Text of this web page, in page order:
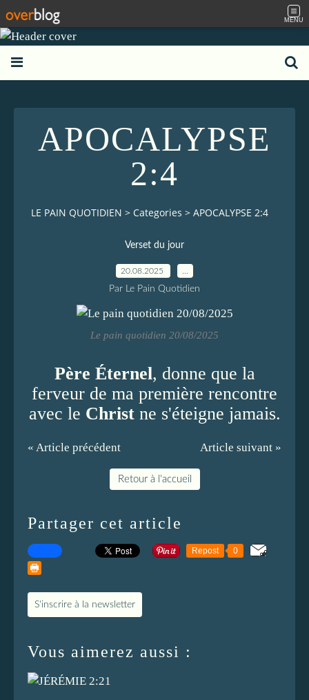
MENU
APOCALYPSE
2:4
LE PAIN QUOTIDIEN > Categories > APOCALYPSE 2:4
Verset du jour
20.08.2025
Par Le Pain Quotidien
Le pain quotidien 20/08/2025
Père Éternel, donne que la
ferveur de ma première rencontre
avec le Christne s'éteigne jamais.
« Article précédent Article suivant »
Retour à l'accueil
Partager cet article
Repost 0
S'inscrire à la newsletter
Vous aimerez aussi :